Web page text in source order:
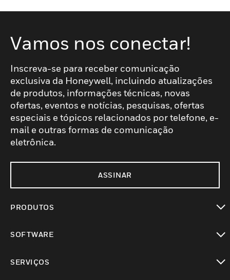
Vamos nos conectar!
Inscreva-se para receber comunicação
exclusiva da Honeywell, incluindo atualizações
de produtos, informações técnicas, novas
ofertas, eventos e notícias, pesquisas, ofertas
especiais e tópicos relacionados por telefone, e-
mail e outras formas de comunicação
eletrônica.
ASSINAR
PRODUTOS
SOFTWARE
SERVIÇOS